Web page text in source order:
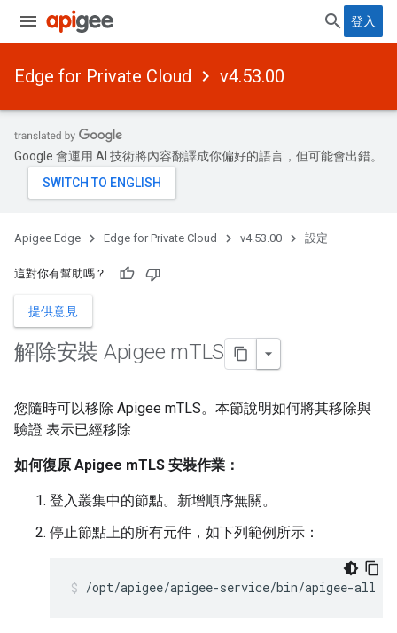
登入
Edge for Private Cloud v4.53.00
Google 會運用 AI 技術將內容翻譯成你偏好的語言，但可能會出錯。
Apigee Edge Edge for Private Cloud v4.53.00 設定
這對你有幫助嗎？
提供意見
解除安裝 Apigee mTLS
您隨時可以移除 Apigee mTLS。本節說明如何將其移除與
驗證 表示已經移除
如何復原 Apigee mTLS 安裝作業：
登入叢集中的節點。新增順序無關。
停止節點上的所有元件，如下列範例所示：
/opt/apigee/apigee-service/bin/apigee-all